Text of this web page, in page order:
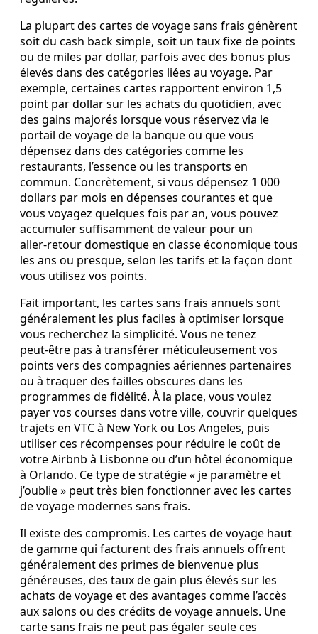
La plupart des cartes de voyage sans frais génèrent
soit du cash back simple, soit un taux fixe de points
ou de miles par dollar, parfois avec des bonus plus
élevés dans des catégories liées au voyage. Par
exemple, certaines cartes rapportent environ 1,5
point par dollar sur les achats du quotidien, avec
des gains majorés lorsque vous réservez via le
portail de voyage de la banque ou que vous
dépensez dans des catégories comme les
restaurants, l’essence ou les transports en
commun. Concrètement, si vous dépensez 1 000
dollars par mois en dépenses courantes et que
vous voyagez quelques fois par an, vous pouvez
accumuler suffisamment de valeur pour un
aller‑retour domestique en classe économique tous
les ans ou presque, selon les tarifs et la façon dont
vous utilisez vos points.
Fait important, les cartes sans frais annuels sont
généralement les plus faciles à optimiser lorsque
vous recherchez la simplicité. Vous ne tenez
peut‑être pas à transférer méticuleusement vos
points vers des compagnies aériennes partenaires
ou à traquer des failles obscures dans les
programmes de fidélité. À la place, vous voulez
payer vos courses dans votre ville, couvrir quelques
trajets en VTC à New York ou Los Angeles, puis
utiliser ces récompenses pour réduire le coût de
votre Airbnb à Lisbonne ou d’un hôtel économique
à Orlando. Ce type de stratégie « je paramètre et
j’oublie » peut très bien fonctionner avec les cartes
de voyage modernes sans frais.
Il existe des compromis. Les cartes de voyage haut
de gamme qui facturent des frais annuels offrent
généralement des primes de bienvenue plus
généreuses, des taux de gain plus élevés sur les
achats de voyage et des avantages comme l’accès
aux salons ou des crédits de voyage annuels. Une
carte sans frais ne peut pas égaler seule ces